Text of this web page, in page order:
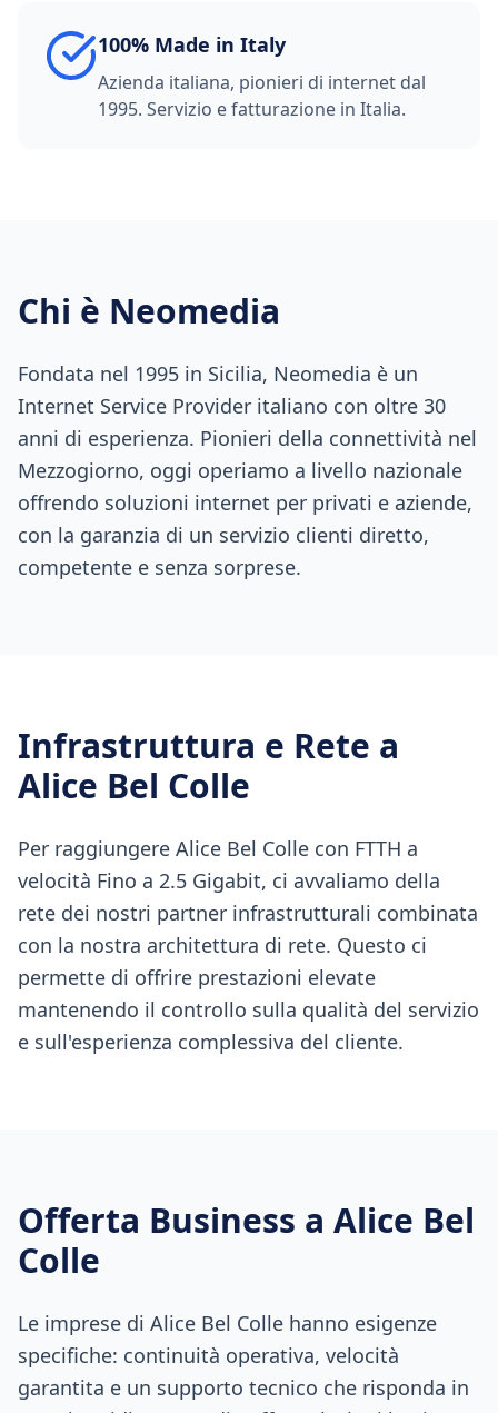
100% Made in Italy
Azienda italiana, pionieri di internet dal
1995. Servizio e fatturazione in Italia.
Chi è Neomedia
Fondata nel 1995 in Sicilia, Neomedia è un
Internet Service Provider italiano con oltre 30
anni di esperienza. Pionieri della connettività nel
Mezzogiorno, oggi operiamo a livello nazionale
offrendo soluzioni internet per privati e aziende,
con la garanzia di un servizio clienti diretto,
competente e senza sorprese.
Infrastruttura e Rete a
Alice Bel Colle
Per raggiungere Alice Bel Colle con FTTH a
velocità Fino a 2.5 Gigabit, ci avvaliamo della
rete dei nostri partner infrastrutturali combinata
con la nostra architettura di rete. Questo ci
permette di offrire prestazioni elevate
mantenendo il controllo sulla qualità del servizio
e sull'esperienza complessiva del cliente.
Offerta Business a Alice Bel
Colle
Le imprese di Alice Bel Colle hanno esigenze
specifiche: continuità operativa, velocità
garantita e un supporto tecnico che risponda in